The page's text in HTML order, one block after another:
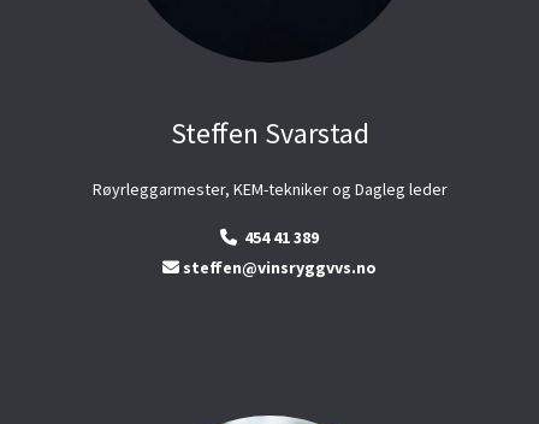
Steffen Svarstad
Røyrleggarmester, KEM-tekniker og Dagleg leder
 454 41 389
 steffen@vinsryggvvs.no